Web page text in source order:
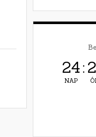
24
NAP
: